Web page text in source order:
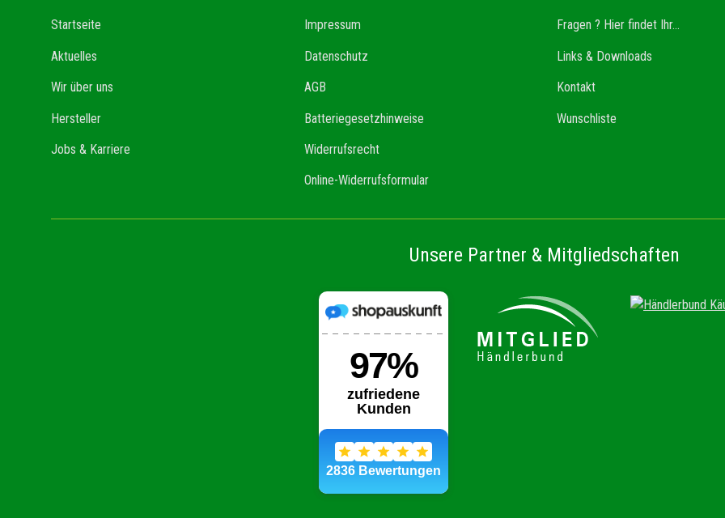
Startseite
Aktuelles
Wir über uns
Hersteller
Jobs & Karriere
Impressum
Datenschutz
AGB
Batteriegesetzhinweise
Widerrufsrecht
Online-Widerrufsformular
Fragen ? Hier findet Ihr...
Links & Downloads
Kontakt
Wunschliste
Unsere Partner & Mitgliedschaften